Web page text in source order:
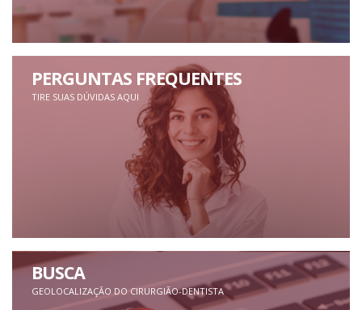
PERGUNTAS FREQUENTES
TIRE SUAS DÚVIDAS AQUI
BUSCA
GEOLOCALIZAÇÃO DO CIRURGIÃO-DENTISTA